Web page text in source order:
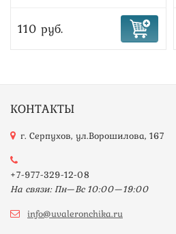
110 руб.
КОНТАКТЫ
г. Серпухов, ул.Ворошилова, 167
+7-977-329-12-08
На связи: Пн—Вс 10:00—19:00
info@uvaleronchika.ru